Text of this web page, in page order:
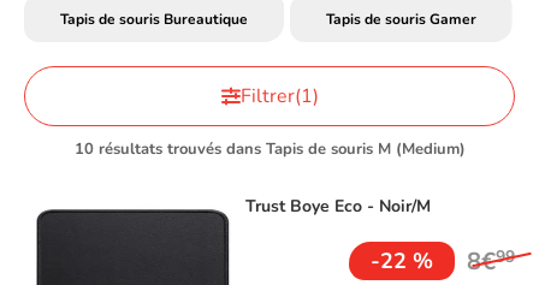
Tapis de souris Bureautique Tapis de souris Gamer
10 résultats trouvés dans Tapis de souris M (Medium)
Filtrer(1)
Trust Boye Eco - Noir/M
-22 % 8€99